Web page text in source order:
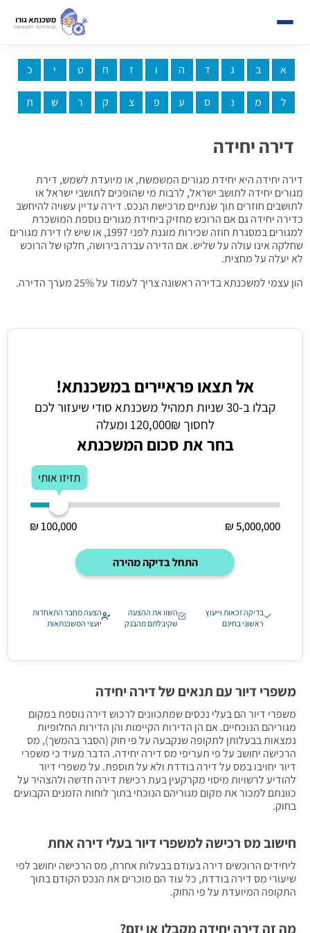
א ב ג ד ה ו ז ח ט י כ
ל מ נ ס ע פ צ ק ר ש ת
דירה יחידה
דירה יחידה היא יחידת מגורים המשמשת, או מיועדת לשמש, דירת
מגורים יחידה לתושב ישראל, לרבות מי שהופכים לתושבי ישראל או
לתושבים חוזרים תוך שנתיים מרכישת הנכס. דירה עדיין עשויה להיחשב
כדירה יחידה גם אם הרוכש מחזיק ביחידת מגורים נוספת המושכרת
למגורים במסגרת חוזה שכירות מוגנת לפני 1997, או שיש לו דירת מגורים
שחלקה אינו עולה על שליש. אם הדירה עברה בירושה, חלקו של הרוכש
לא יעלה על מחצית.
הון עצמי למשכנתא בדירה ראשונה צריך לעמוד על 25% מערך הדירה.
אל תצאו פראיירים במשכנתא!
קבלו ב-30 שניות תמהיל משכנתא סודי שיעזור לכם
לחסוך 120,000₪ ומעלה
בחר את סכום המשכנתא
תזיזו אותי
5,000,000 ₪
100,000 ₪
התחל בדיקה מהירה
בדיקה זכאות וייעוץ
ראשוני בחינם
השוו את ההצעה
שקיבלתם מהבנק
הצעה מחבר התאחדות
יועצי המשכנתאות
משפרי דיור עם תנאים של דירה יחידה
משפרי דיור הם בעלי נכסים שמתכוונים לרכוש דירה נוספת במקום
מגוריהם הנוכחיים. אם הן הדירות הקיימות והן הדירות החלופיות
נמצאות בבעלותן לתקופה שנקבעה על פי חוק (הסבר בהמשך), מס
הרכישה יחושב על פי תעריפי מס דירה יחידה. הדבר מעיד כי משפרי
דיור יחויבו במס על דירה בודדת ולא על תוספת. על משפרי דיור
להודיע לרשויות מיסוי מקרקעין בעת רכישת דירה חדשה ולהצהיר על
כוונתם למכור את מקום מגוריהם הנוכחי בתוך לוחות הזמנים הקבועים
בחוק.
חישוב מס רכישה למשפרי דיור בעלי דירה אחת
ליחידים הרוכשים דירה בעודם בבעלות אחרת, מס הרכישה יחושב לפי
שיעורי מס דירה בודדת, כל עוד הם מוכרים את הנכס הקודם בתוך
התקופה המיועדת על פי החוק.
מה זה דירה יחידה מקבלן או יזם?